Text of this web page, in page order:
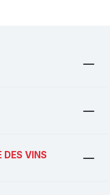
DES VINS